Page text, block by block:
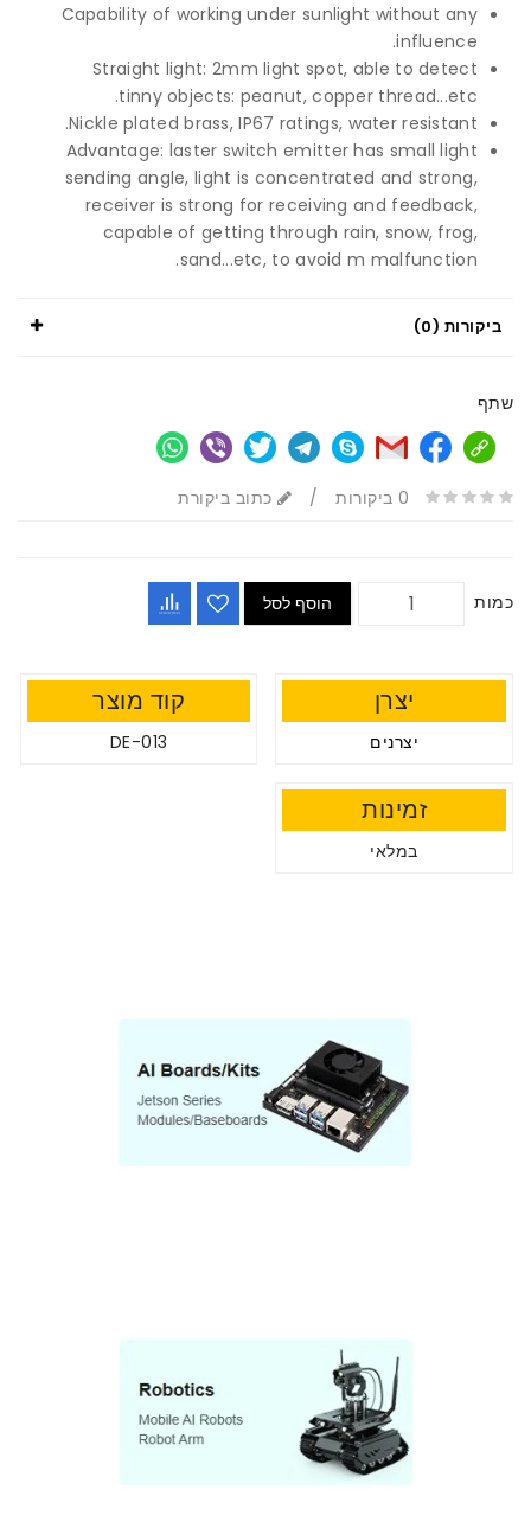
Capability of working under sunlight without any
influence.
Straight light: 2mm light spot, able to detect
tinny objects: peanut, copper thread...etc.
Nickle plated brass, IP67 ratings, water resistant.
Advantage: laster switch emitter has small light
sending angle, light is concentrated and strong,
receiver is strong for receiving and feedback,
capable of getting through rain, snow, frog,
sand...etc, to avoid m malfunction.
ביקורות (0)
שתף
0 ביקורות / כתוב ביקורת
כמות הוסף לסל
יצרן
יצרנים
קוד מוצר
DE-013
זמינות
במלאי